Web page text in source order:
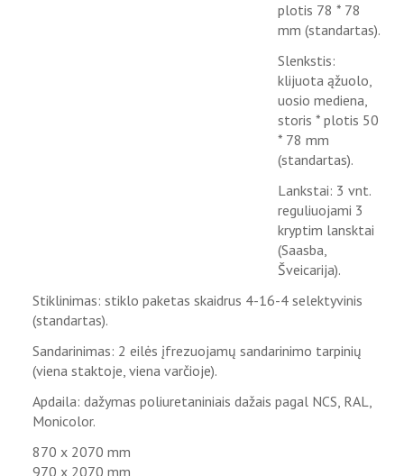
plotis 78 * 78
mm (standartas).
Slenkstis:
klijuota ąžuolo,
uosio mediena,
storis * plotis 50
* 78 mm
(standartas).
Lankstai: 3 vnt.
reguliuojami 3
kryptim lansktai
(Saasba,
Šveicarija).
Stiklinimas: stiklo paketas skaidrus 4-16-4 selektyvinis
(standartas).
Sandarinimas: 2 eilės įfrezuojamų sandarinimo tarpinių
(viena staktoje, viena varčioje).
Apdaila: dažymas poliuretaniniais dažais pagal NCS, RAL,
Monicolor.
870 x 2070 mm
970 x 2070 mm